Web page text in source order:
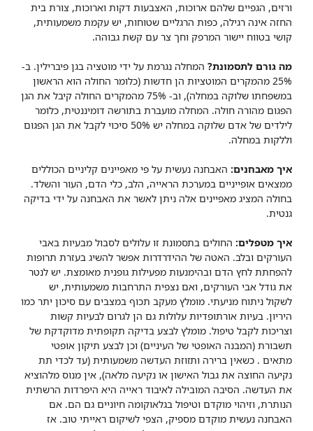
ורזים, הגפיים שלהם ארוכות, האצבעות דקות וארוכות, צורת בית
החזה אינה רגילה, כפות הרגליים שטוחות, יש עקמת משמעותית,
קושי בטווח יישור המרפק וחך צר עם קשת גבוהה.
מה גורם לתסמונת? המחלה נגרמת על ידי מוטציה בגן פיברילין. ב-
25% מהמקרים המוטציות הן חדשות (כלומר החולה הוא הראשון
במשפחתו שלוקה במחלה), וב- 75% מהמקרים החולה קיבל את הגן
הפגום מהורה חולה. המחלה מועברת בתורשה דומיננטית, כלומר
לילדים של אדם שלוקה במחלה יש 50% סיכוי לקבל את הגן הפגום
וללקות במחלה.
איך מאבחנים: האבחנה נעשית על פי מאפיינים קליניים הכוללים
ממצאים אופייניים במערכת הראייה, הלב, כלי הדם, העור והשלד.
בחולה המציג מאפיינים אלה ניתן לאשר את האבחנה על ידי בדיקה
גנטית.
איך מטפלים: החולים בתסמונת זו עלולים לסבול מבעיות באבי
העורקים ובלב. האטה של ההידרדרות אפשר להשיג בעזרת תרופות
להפחתת לחץ הדם ובהימנעות מפעילות גופנית מאומצת. יש לנטר
את גודל אבי העורקים, ואם נצפית התרחבות משמעותית, יש
לשקול ניתוח מניעתי. מומלץ מעקב תכוף במצבים עם סיכון יתר כמו
היריון. בעיות אורתופדיות עלולות גם הן לגרום לבעיות קשות
וצריכות לקבל טיפול. מומלץ לבצע בדיקה תקופתית מדוקדקת של
תשבורת (המבנה האופטי של העיניים) וכן לבצע תיקון אופטי
מתאים . כשאין ברירה ותזוזת העדשה משמעותית (עד לכדי תת
נקיעה החוצה את גבול האישון או נקיעה מלאה), אין מנוס מלהוציא
את העדשה. הסיבה המובילה לאיבוד ראייה היא היפרדות הרשתית
הנותרת, וזיהוי מוקדם וטיפול בגלאוקומה חיוניים גם הם. אם
האבחנה נעשית מוקדם מספיק, הצפי לשיקום ראייתי טוב. אז